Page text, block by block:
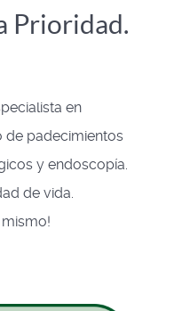
Prioridad.
en
de padecimientos
y endoscopía.
de vida.